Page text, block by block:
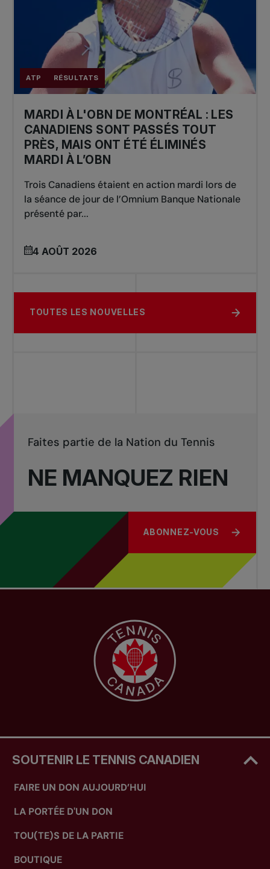
ATP RÉSULTATS
MARDI À L'OBN DE MONTRÉAL : LES
CANADIENS SONT PASSÉS TOUT
PRÈS, MAIS ONT ÉTÉ ÉLIMINÉS
MARDI À L’OBN
Trois Canadiens étaient en action mardi lors de
la séance de jour de l’Omnium Banque Nationale
présenté par...
4 AOÛT 2026
TOUTES LES NOUVELLES
NE MANQUEZ RIEN
Faites partie de la Nation du Tennis
ABONNEZ-VOUS
SOUTENIR LE TENNIS CANADIEN
FAIRE UN DON AUJOURD’HUI
LA PORTÉE D'UN DON
TOU(TE)S DE LA PARTIE
BOUTIQUE